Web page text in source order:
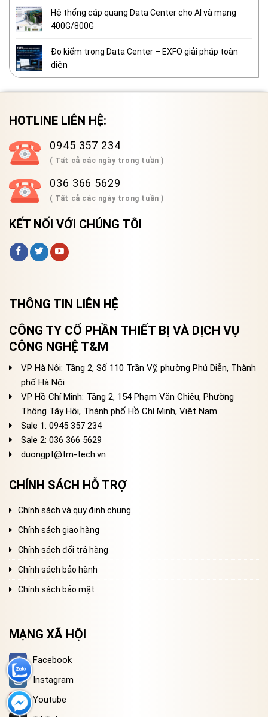
Hệ thống cáp quang Data Center cho AI và mạng
400G/800G
Đo kiểm trong Data Center – EXFO giải pháp toàn
diện
HOTLINE LIÊN HỆ:
0945 357 234
( Tất cả các ngày trong tuần )
036 366 5629
( Tất cả các ngày trong tuần )
KẾT NỐI VỚI CHÚNG TÔI
THÔNG TIN LIÊN HỆ
CÔNG TY CỔ PHẦN THIẾT BỊ VÀ DỊCH VỤ
CÔNG NGHỆ T&M
VP Hà Nội: Tầng 2, Số 110 Trần Vỹ, phường Phú Diễn, Thành
phố Hà Nội
VP Hồ Chí Minh: Tầng 2, 154 Phạm Văn Chiêu, Phường
Thông Tây Hội, Thành phố Hồ Chí Minh, Việt Nam
Sale 1: 0945 357 234
Sale 2: 036 366 5629
duongpt@tm-tech.vn
CHÍNH SÁCH HỖ TRỢ
Chính sách và quy định chung
Chính sách giao hàng
Chính sách đổi trả hàng
Chính sách bảo hành
Chính sách bảo mật
MẠNG XÃ HỘI
Facebook
Instagram
Youtube